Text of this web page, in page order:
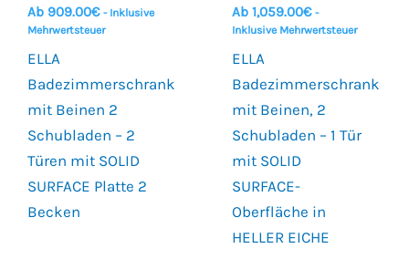
Ab 909.00€ - Inklusive
Mehrwertsteuer
ELLA
Badezimmerschrank
mit Beinen 2
Schubladen – 2
Türen mit SOLID
SURFACE Platte 2
Becken
Ab 1,059.00€ -
Inklusive Mehrwertsteuer
ELLA
Badezimmerschrank
mit Beinen, 2
Schubladen – 1 Tür
mit SOLID
SURFACE-
Oberfläche in
HELLER EICHE